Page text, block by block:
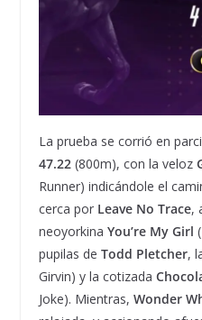
La prueba se corrió en
47.22(800m), con la veloz
Runner) indicándole el
cerca por Leave No Trace,
neoyorkina You’re My Girl
pupilas de Todd Pletcher,
Girvin) y la cotizada
Joke). Mientras, Wonder